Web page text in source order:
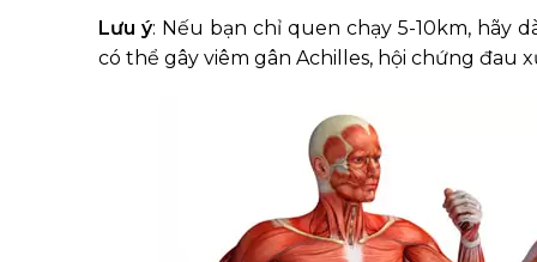
Lưu ý: Nếu bạn chỉ quen chạy 5-10km, hãy
có thể gây viêm gân Achilles, hội chứng đau